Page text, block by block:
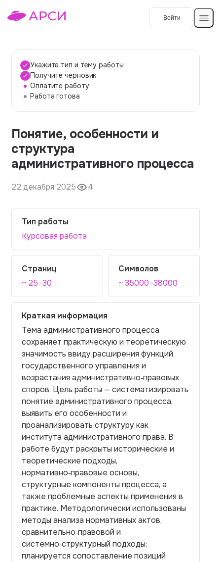
Войти
Темы работ
О сервисе
О компании
Наши гарантии
Вопросы и ответы
Контакты
Укажите тип и тему работы
Получите черновик
Оплатите работу
Работа готова
Понятие, особенности и
структура
административного процесса
22 декабря 2025 4
Тип работы
Курсовая работа
Страниц
~ 25–30
Символов
~ 35000–38000
Краткая информация
Тема административного процесса
сохраняет практическую и теоретическую
значимость ввиду расширения функций
государственного управления и
возрастания административно‑правовых
споров. Цель работы — систематизировать
понятие административного процесса,
выявить его особенности и
проанализировать структуру как
института административного права. В
работе будут раскрыты исторические и
теоретические подходы,
нормативно‑правовые основы,
структурные компоненты процесса, а
также проблемные аспекты применения в
практике. Методологически использованы
методы анализа нормативных актов,
сравнительно‑правовой и
системно‑структурный подходы;
планируется сопоставление позиций